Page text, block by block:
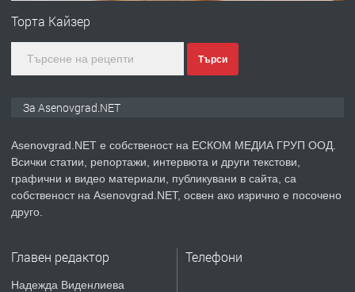
преди 2 години
ПРЕДЛАГА
Давам индивидуалани уроци по
Торта Кайзер
Търси
За Asenovgrad.NET
Asenovgrad.NET е собственост на ЕСКОМ МЕДИА ГРУП ООД.
Всички статии, репортажи, интервюта и други текстови,
графични и видео материали, публикувани в сайта, са
собственост на Asenovgrad.NET, освен ако изрично е посочено
друго.
Главен редактор
Надежда Виденлиева
Телефони